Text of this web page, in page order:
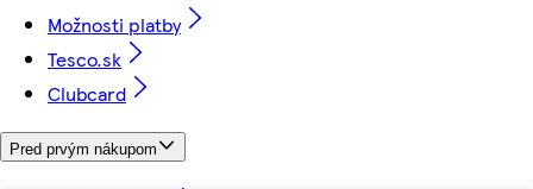
Možnosti platby
Tesco.sk
Clubcard
Pred prvým nákupom